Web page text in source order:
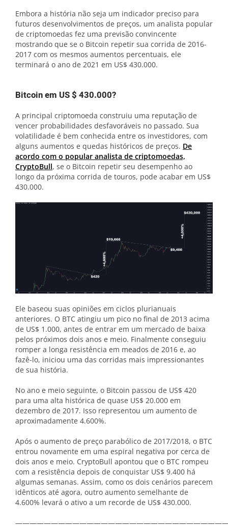
Embora a história não seja um indicador preciso para
futuros desenvolvimentos de preços, um analista popular
de criptomoedas fez uma previsão convincente
mostrando que se o Bitcoin repetir sua corrida de 2016-
2017 com os mesmos aumentos percentuais, ele
terminará o ano de 2021 em US$ 430.000.
Bitcoin em US $ 430.000?
A principal criptomoeda construiu uma reputação de
vencer probabilidades desfavoráveis no passado. Sua
volatilidade é bem conhecida entre os investidores, com
alguns aumentos e quedas históricos de preços. De
acordo com o popular analista de criptomoedas,
CryptoBull, se o Bitcoin repetir seu desempenho ao
longo da próxima corrida de touros, pode acabar em US$
430.000.
Ele baseou suas opiniões em ciclos plurianuais
anteriores. O BTC atingiu um pico no final de 2013 acima
de US$ 1.000, antes de entrar em um mercado de baixa
pelos próximos dois anos e meio. Finalmente conseguiu
romper a longa resistência em meados de 2016 e, ao
fazê-lo, iniciou uma das corridas mais impressionantes
de sua história.
No ano e meio seguinte, o Bitcoin passou de US$ 420
para uma alta histórica de quase US$ 20.000 em
dezembro de 2017. Isso representou um aumento de
aproximadamente 4.600%.
Após o aumento de preço parabólico de 2017/2018, o BTC
entrou novamente em uma espiral negativa por cerca de
dois anos e meio. CryptoBull apontou que o BTC rompeu
com a resistência depois de conquistar US$ 9.400 há
algumas semanas. Assim, como os dois cenários parecem
idênticos até agora, outro aumento semelhante de
4.600% levará o ativo a um recorde de US$ 430.000.